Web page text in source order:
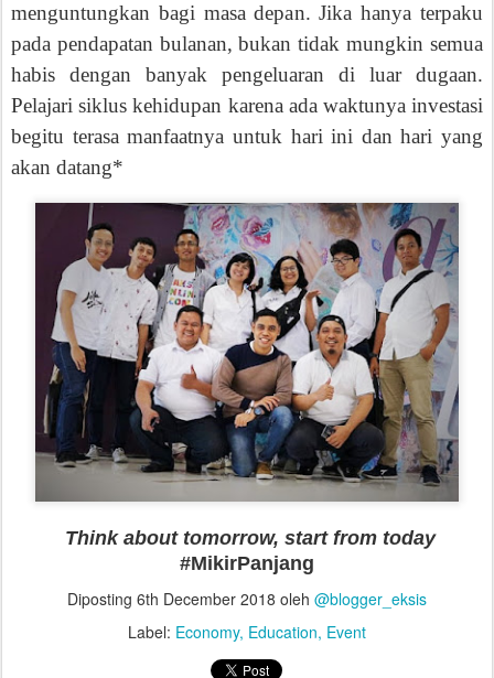
menguntungkan bagi masa depan. Jika hanya terpaku
pada pendapatan bulanan, bukan tidak mungkin semua
habis dengan banyak pengeluaran di luar dugaan.
Pelajari siklus kehidupan karena ada waktunya investasi
begitu terasa manfaatnya untuk hari ini dan hari yang
akan datang*
Think about tomorrow, start from today
#MikirPanjang
Diposting 6th December 2018 oleh @blogger_eksis
Label: Economy Education Event